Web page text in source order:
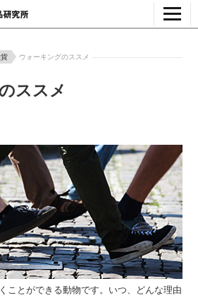
ウォーキングのススメ
ススメ
ことができる動物です。いつ、どんな理由